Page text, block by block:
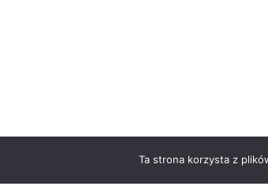
Ta strona korzysta z